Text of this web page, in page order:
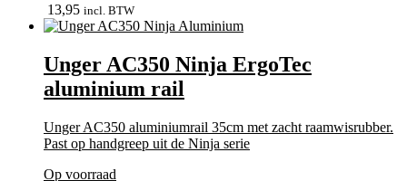
13,95 incl. BTW
Unger AC350 Ninja ErgoTec
aluminium rail
Unger AC350 aluminiumrail 35cm met zacht raamwisrubber.
Past op handgreep uit de Ninja serie
Op voorraad